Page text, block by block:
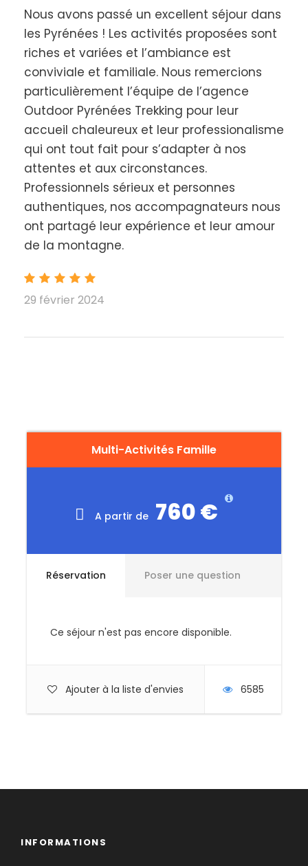
Multi-Activités Famille
A partir de 760 €
Réservation Poser une question
Ce séjour n'est pas encore disponible.
Ajouter à la liste d'envies 6585
neige
Une diversité d’activités adaptées à tous
les âges, pour une expérience hivernale
inoubliable.
Une immersion dans les vallées d’Aure et
du Louron
, idéales pour des vacances en
pleine nature.
Un hébergement confortablepermettant
de se détendre après les journées bien
remplies.
La flexibilitéd’ajouter des sessions de ski selon
vos envies, à proximité de plusieurs stations.
Ne manquez pas l’occasion de partager une
amusement et découverte en pleine nature
Réservez dès maintenant
Nous avons passé un excellent séjour dans
les Pyrénées ! Les activités proposées sont
riches et variées et l’ambiance est
conviviale et familiale. Nous remercions
particulièrement l’équipe de l’agence
Outdoor Pyrénées Trekking pour leur
accueil chaleureux et leur professionalisme
qui ont tout fait pour s’adapter à nos
attentes et aux circonstances.
Professionnels sérieux et personnes
authentiques, nos accompagnateurs nous
ont partagé leur expérience et leur amour
de la montagne.
29 février 2024
INFORMATIONS